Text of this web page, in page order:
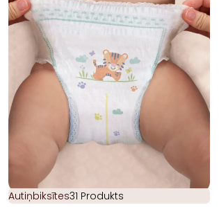
Autiņbiksītes31 Produkts